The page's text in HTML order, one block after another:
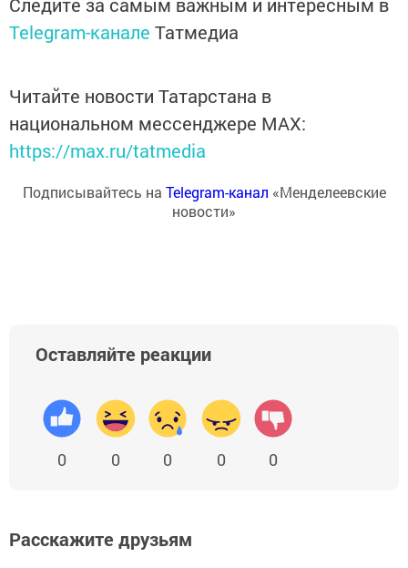
Следите за самым важным и интересным в
Telegram-канале Татмедиа
Читайте новости Татарстана в
национальном мессенджере MАХ:
https://max.ru/tatmedia
Подписывайтесь на Telegram-канал «Менделеевские
новости»
Оставляйте реакции
0 0 0 0 0
Расскажите друзьям